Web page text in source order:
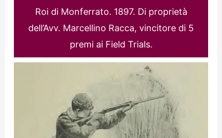
Roi di Monferrato. 1897. Di proprietà
dell’Avv. Marcellino Racca, vincitore di 5
premi ai Field Trials.